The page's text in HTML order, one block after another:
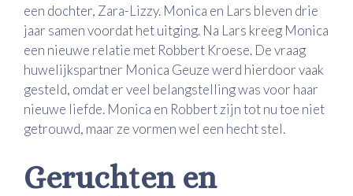
een dochter, Zara-Lizzy. Monica en Lars bleven drie
jaar samen voordat het uitging. Na Lars kreeg Monica
een nieuwe relatie met Robbert Kroese. De vraag
huwelijkspartner Monica Geuze werd hierdoor vaak
gesteld, omdat er veel belangstelling was voor haar
nieuwe liefde. Monica en Robbert zijn tot nu toe niet
getrouwd, maar ze vormen wel een hecht stel.
Geruchten en